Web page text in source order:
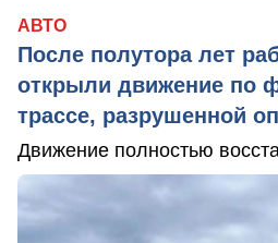
АВТО
После полутора лет
открыли движение по
трассе, разрушенной
Движение полностью